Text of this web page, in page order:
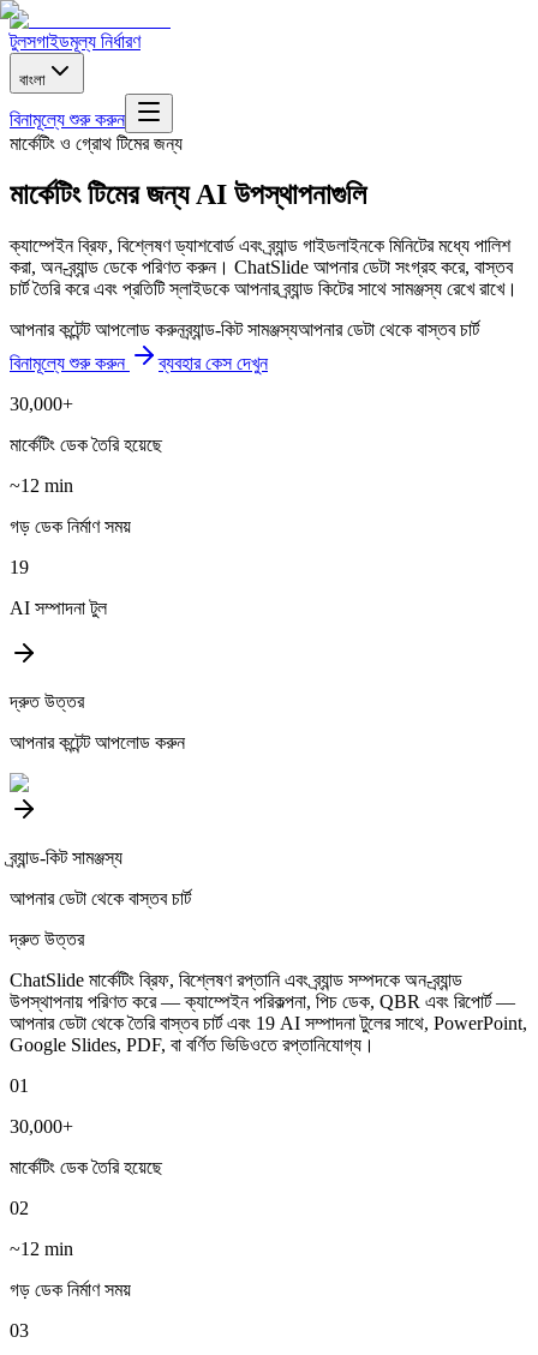
টুলসগাইডমূল্য নির্ধারণ
বাংলা
বিনামূল্যে শুরু করুন
মার্কেটিং ও গ্রোথ টিমের জন্য
মার্কেটিং টিমের জন্য AI উপস্থাপনাগুলি
ক্যাম্পেইন ব্রিফ, বিশ্লেষণ ড্যাশবোর্ড এবং ব্র্যান্ড গাইডলাইনকে মিনিটের মধ্যে পালিশ
করা, অন-ব্র্যান্ড ডেকে পরিণত করুন। ChatSlide আপনার ডেটা সংগ্রহ করে, বাস্তব
চার্ট তৈরি করে এবং প্রতিটি স্লাইডকে আপনার ব্র্যান্ড কিটের সাথে সামঞ্জস্য রেখে রাখে।
আপনার কন্টেন্ট আপলোড করুনব্র্যান্ড-কিট সামঞ্জস্যআপনার ডেটা থেকে বাস্তব চার্ট
বিনামূল্যে শুরু করুন
ব্যবহার কেস দেখুন
30,000+
মার্কেটিং ডেক তৈরি হয়েছে
~12 min
গড় ডেক নির্মাণ সময়
19
AI সম্পাদনা টুল
দ্রুত উত্তর
আপনার কন্টেন্ট আপলোড করুন
ব্র্যান্ড-কিট সামঞ্জস্য
আপনার ডেটা থেকে বাস্তব চার্ট
দ্রুত উত্তর
ChatSlide মার্কেটিং ব্রিফ, বিশ্লেষণ রপ্তানি এবং ব্র্যান্ড সম্পদকে অন-ব্র্যান্ড
উপস্থাপনায় পরিণত করে — ক্যাম্পেইন পরিকল্পনা, পিচ ডেক, QBR এবং রিপোর্ট —
আপনার ডেটা থেকে তৈরি বাস্তব চার্ট এবং 19 AI সম্পাদনা টুলের সাথে, PowerPoint,
Google Slides, PDF, বা বর্ণিত ভিডিওতে রপ্তানিযোগ্য।
01
30,000+
মার্কেটিং ডেক তৈরি হয়েছে
02
~12 min
গড় ডেক নির্মাণ সময়
03